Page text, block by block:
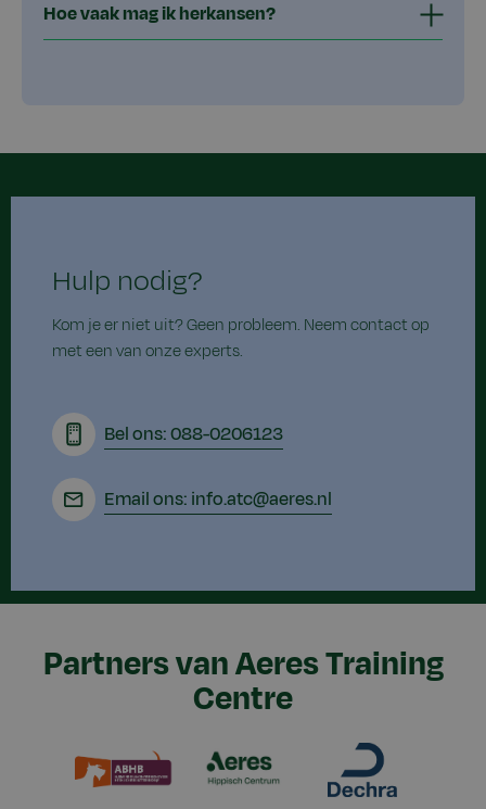
Hoe vaak mag ik herkansen?
Hulp nodig?
Kom je er niet uit? Geen probleem. Neem contact op
met een van onze experts.
Bel ons: 088-0206123
Email ons: info.atc@aeres.nl
Partners van Aeres Training
Centre